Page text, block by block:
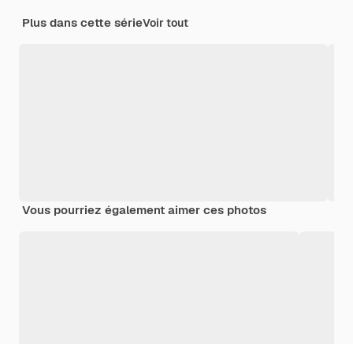
Plus dans cette sérieVoir tout
Vous pourriez également aimer ces photos